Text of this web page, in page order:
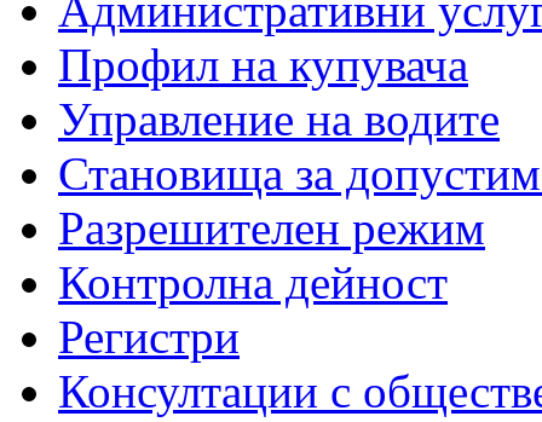
Профил на купувача
Управление на водите
Становища за
Разрешителен режим
Контролна дейност
Регистри
Консултации с